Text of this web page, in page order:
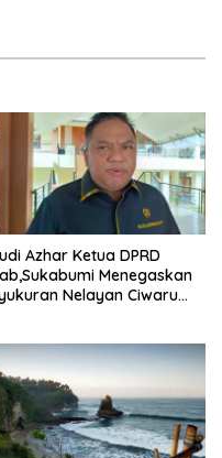
Azhar Ketua DPRD
Menegaskan
Nelayan Ciwaru
Kreatif Akar